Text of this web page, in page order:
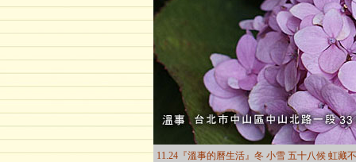
11.24『溫事的曆生活』冬 小雪 五十八候 虹藏